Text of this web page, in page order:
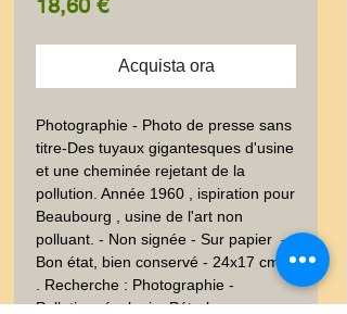
Acquista ora
Photographie - Photo de presse sans
titre-Des tuyaux gigantesques d'usine
et une cheminée rejetant de la
pollution. Année 1960 , ispiration pour
Beaubourg , usine de l'art non
polluant. - Non signée - Sur papier  -
Bon état, bien conservé - 24x17 cm -
. Recherche : Photographie -
Pollution, écologie, Pétrole -